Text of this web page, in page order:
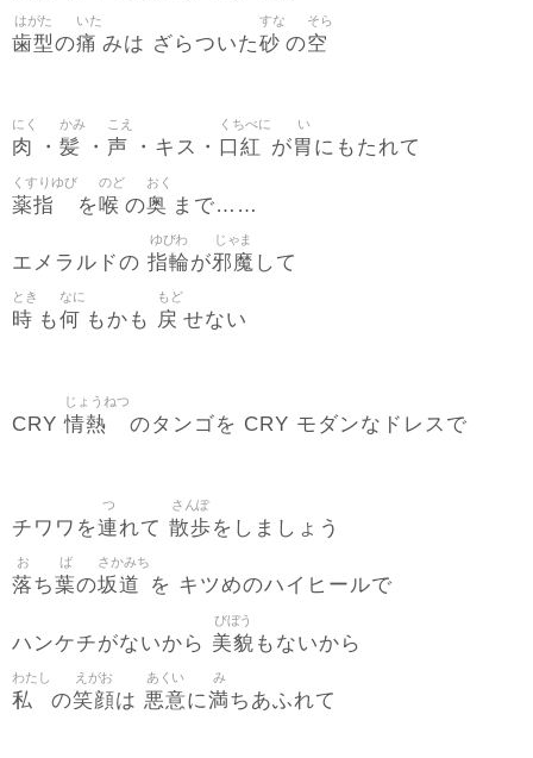
歯型
はがた
の痛
いた
みは ざらついた砂
すな
の空
そら
肉
にく
・ 髪
かみ
・ 声
こえ
・キス・ 口紅
くちべに
が胃
い
にもたれて
薬指
くすりゆび
を喉
のど
の奥
おく
まで……
エメラルドの 指輪
ゆびわ
が邪魔
じゃま
して
時
とき
も何
なに
もかも 戻
もど
せない
CRY情熱
じょうねつ
のタンゴを CRY モダンなドレスで
チワワを連
つ
れて 散歩
さんぽ
をしましょう
落
お
ち葉
ば
の坂道
さかみち
を キツめのハイヒールで
ハンケチがないから 美貌
びぼう
もないから
私
わたし
の笑顔
えがお
は 悪意
あくい
に満
み
ちあふれて